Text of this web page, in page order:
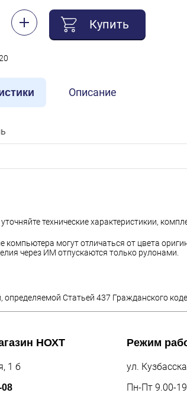
Купить
Описание
технические характеристикии,
компьютера могут отличаться от цвета
через ИМ отпускаются только рулонами.
определяемой Статьей 437 Гражданского
НОХТ
1 б
08
Режим
ул.
Пн-Пт 9.00-